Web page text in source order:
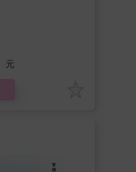
元